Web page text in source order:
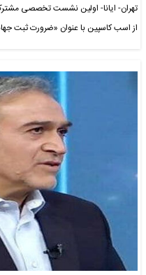
تهران- ایانا- اولین نشست تخصصی
از اسب کاسپین با عنوان «ضرورت ثبت